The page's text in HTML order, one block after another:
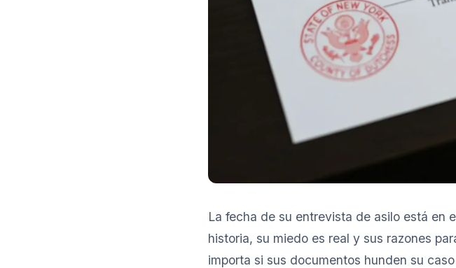
La fecha de su entrevista de asilo está en
historia, su miedo es real y sus razones
importa si sus documentos hunden su